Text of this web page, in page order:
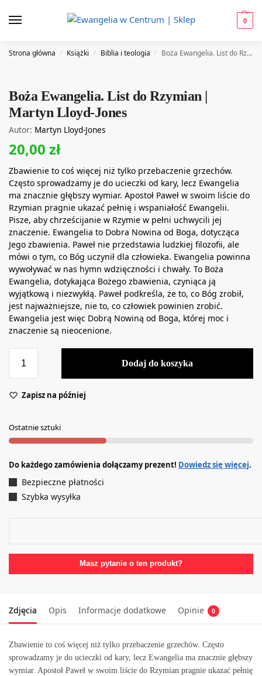
0
Strona główna / Książki / Biblia i teologia / Boża Ewangelia. List do Rzymian | Martyn Lloyd-Jones
Boża Ewangelia. List do Rzymian |
Martyn Lloyd-Jones
Autor: Martyn Lloyd-Jones
20,00 zł
Zbawienie to coś więcej niż tylko przebaczenie grzechów.
Często sprowadzamy je do ucieczki od kary, lecz Ewangelia
ma znacznie głębszy wymiar. Apostoł Paweł w swoim liście do
Rzymian pragnie ukazać pełnię i wspaniałość Ewangelii.
Pisze, aby chrześcijanie w Rzymie w pełni uchwycili jej
znaczenie. Ewangelia to Dobra Nowina od Boga, dotycząca
Jego zbawienia. Paweł nie przedstawia ludzkiej filozofii, ale
mówi o tym, co Bóg uczynił dla człowieka. Ewangelia powinna
wywoływać w nas hymn wdzięczności i chwały. To Boża
Ewangelia, dotykająca Bożego zbawienia, czyniąca ją
wyjątkową i niezwykłą. Paweł podkreśla, że to, co Bóg zrobił,
jest najważniejsze, nie to, co człowiek powinien zrobić.
Ewangelia jest więc Dobrą Nowiną od Boga, której moc i
znaczenie są nieocenione.
Dodaj do koszyka
Zapisz na później
Ostatnie sztuki
Do każdego zamówienia dołączamy prezent! Dowiedz się więcej.
Bezpieczne płatności
Szybka wysyłka
Masz pytanie o ten produkt?
Zdjęcia Opis Informacje dodatkowe Opinie 0
Zbawienie to coś więcej niż tylko przebaczenie grzechów. Często
sprowadzamy je do ucieczki od kary, lecz Ewangelia ma znacznie głębszy
wymiar. Apostoł Paweł w swoim liście do Rzymian pragnie ukazać pełnię